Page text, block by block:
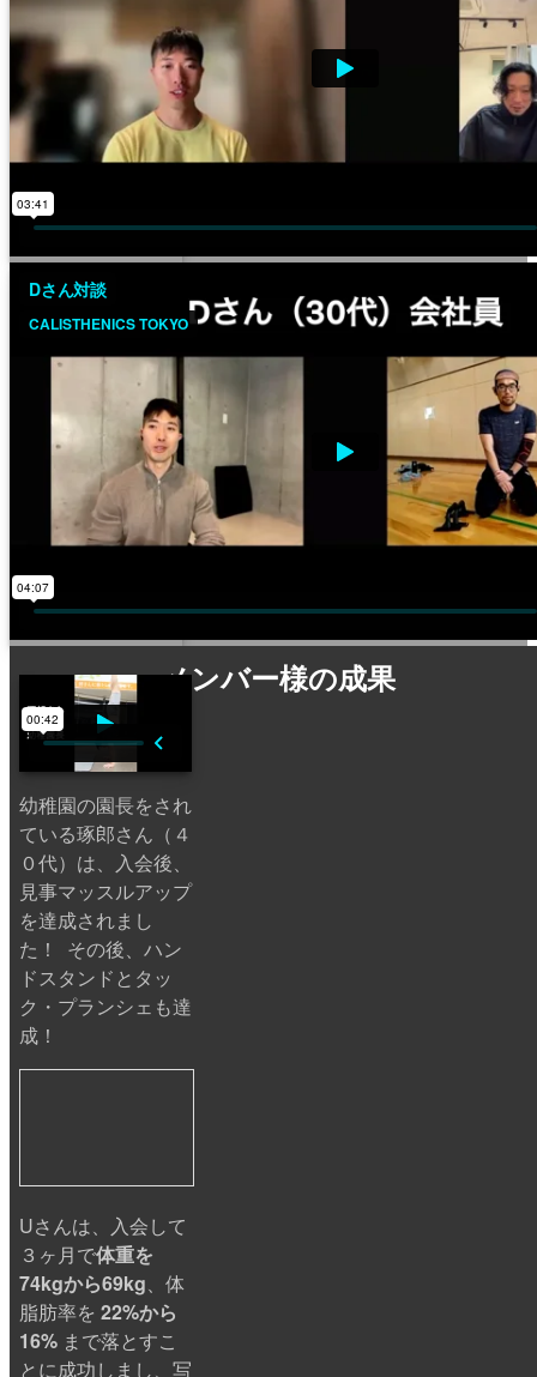
メンバー様の成果
幼稚園の園長をされ
ている琢郎さん（４
０代）は、入会後、
見事マッスルアップ
を達成されまし
た！ その後、ハン
ドスタンドとタッ
ク・プランシェも達
成！
Uさんは、入会して
３ヶ月で体重を
74kgから69kg、体
脂肪率を 22%から
16% まで落とすこ
とに成功しまし、写